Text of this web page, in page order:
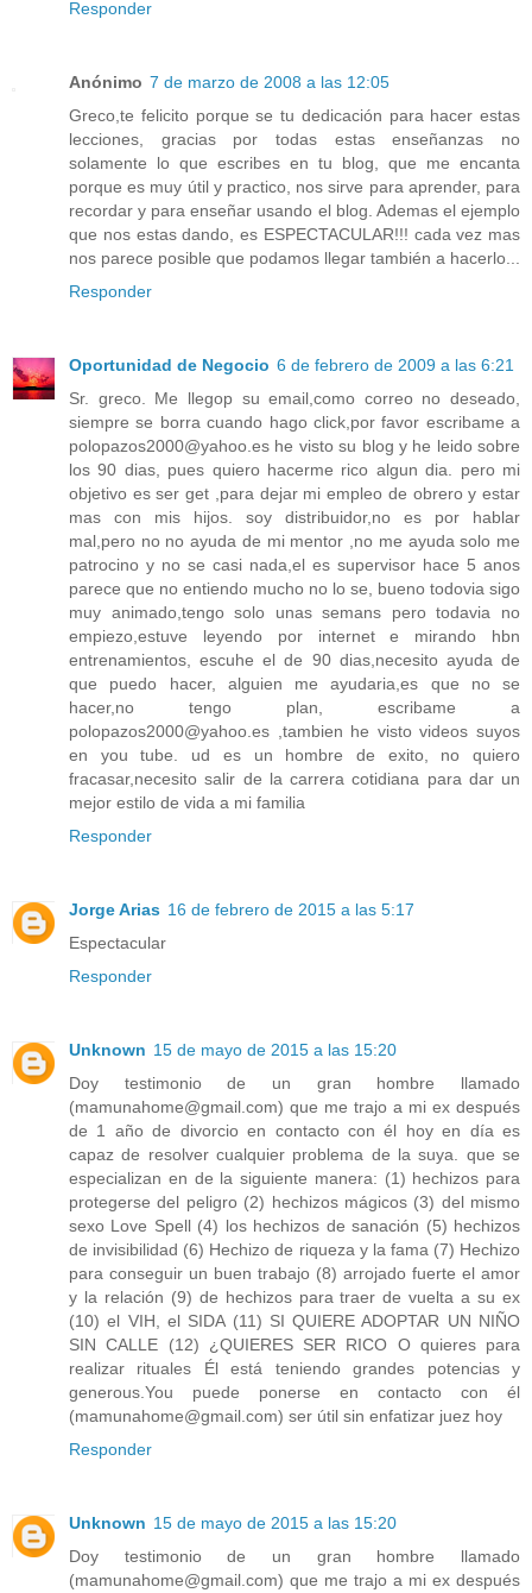
Responder
Anónimo 7 de marzo de 2008 a las 12:05
Greco,te felicito porque se tu dedicación para hacer estas
lecciones, gracias por todas estas enseñanzas no
solamente lo que escribes en tu blog, que me encanta
porque es muy útil y practico, nos sirve para aprender, para
recordar y para enseñar usando el blog. Ademas el ejemplo
que nos estas dando, es ESPECTACULAR!!! cada vez mas
nos parece posible que podamos llegar también a hacerlo...
Responder
Oportunidad de Negocio 6 de febrero de 2009 a las 6:21
Sr. greco. Me llegop su email,como correo no deseado,
siempre se borra cuando hago click,por favor escribame a
polopazos2000@yahoo.es he visto su blog y he leido sobre
los 90 dias, pues quiero hacerme rico algun dia. pero mi
objetivo es ser get ,para dejar mi empleo de obrero y estar
mas con mis hijos. soy distribuidor,no es por hablar
mal,pero no no ayuda de mi mentor ,no me ayuda solo me
patrocino y no se casi nada,el es supervisor hace 5 anos
parece que no entiendo mucho no lo se, bueno todovia sigo
muy animado,tengo solo unas semans pero todavia no
empiezo,estuve leyendo por internet e mirando hbn
entrenamientos, escuhe el de 90 dias,necesito ayuda de
que puedo hacer, alguien me ayudaria,es que no se
hacer,no tengo plan, escribame a
polopazos2000@yahoo.es ,tambien he visto videos suyos
en you tube. ud es un hombre de exito, no quiero
fracasar,necesito salir de la carrera cotidiana para dar un
mejor estilo de vida a mi familia
Responder
Jorge Arias 16 de febrero de 2015 a las 5:17
Espectacular
Responder
Unknown 15 de mayo de 2015 a las 15:20
Doy testimonio de un gran hombre llamado
(mamunahome@gmail.com) que me trajo a mi ex después
de 1 año de divorcio en contacto con él hoy en día es
capaz de resolver cualquier problema de la suya. que se
especializan en de la siguiente manera: (1) hechizos para
protegerse del peligro (2) hechizos mágicos (3) del mismo
sexo Love Spell (4) los hechizos de sanación (5) hechizos
de invisibilidad (6) Hechizo de riqueza y la fama (7) Hechizo
para conseguir un buen trabajo (8) arrojado fuerte el amor
y la relación (9) de hechizos para traer de vuelta a su ex
(10) el VIH, el SIDA (11) SI QUIERE ADOPTAR UN NIÑO
SIN CALLE (12) ¿QUIERES SER RICO O quieres para
realizar rituales Él está teniendo grandes potencias y
generous.You puede ponerse en contacto con él
(mamunahome@gmail.com) ser útil sin enfatizar juez hoy
Responder
Unknown 15 de mayo de 2015 a las 15:20
Doy testimonio de un gran hombre llamado
(mamunahome@gmail.com) que me trajo a mi ex después